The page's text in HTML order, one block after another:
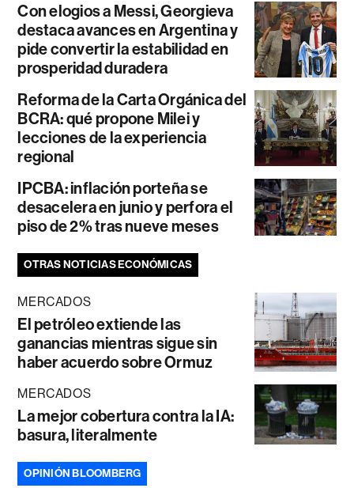
Con elogios a Messi, Georgieva
destaca avances en Argentina y
pide convertir la estabilidad en
prosperidad duradera
Reforma de la Carta Orgánica del
BCRA: qué propone Milei y
lecciones de la experiencia
regional
IPCBA: inflación porteña se
desacelera en junio y perfora el
piso de 2% tras nueve meses
OTRAS NOTICIAS ECONÓMICAS
MERCADOS
El petróleo extiende las
ganancias mientras sigue sin
haber acuerdo sobre Ormuz
MERCADOS
La mejor cobertura contra la IA:
basura, literalmente
OPINIÓN BLOOMBERG